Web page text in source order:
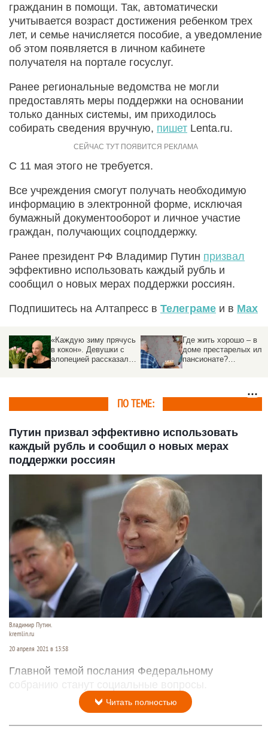
гражданин в помощи. Так, автоматически
учитывается возраст достижения ребенком трех
лет, и семье начисляется пособие, а уведомление
об этом появляется в личном кабинете
получателя на портале госуслуг.
Ранее региональные ведомства не могли
предоставлять меры поддержки на основании
только данных системы, им приходилось
собирать сведения вручную, пишет Lenta.ru.
С 11 мая этого не требуется.
Все учреждения смогут получать необходимую
информацию в электронной форме, исключая
бумажный документооборот и личное участие
граждан, получающих соцподдержку.
Ранее президент РФ Владимир Путин призвал
эффективно использовать каждый рубль и
сообщил о новых мерах поддержки россиян.
Подпишитесь на Алтапресс в Телеграме и в Max
«Каждую зиму прячусь
в кокон». Девушки с
алопецией рассказали
Где жить хорошо – в
доме престарелых или
пансионате?
ПО ТЕМЕ:
Путин призвал эффективно использовать
каждый рубль и сообщил о новых мерах
поддержки россиян
Владимир Путин.
kremlin.ru
20 апреля 2021 в 13:58
Главной темой послания Федеральному
собранию станут социальные вопросы.
Читать полностью